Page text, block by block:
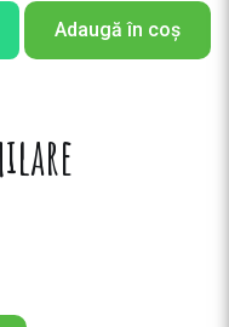
Adaugă în coș